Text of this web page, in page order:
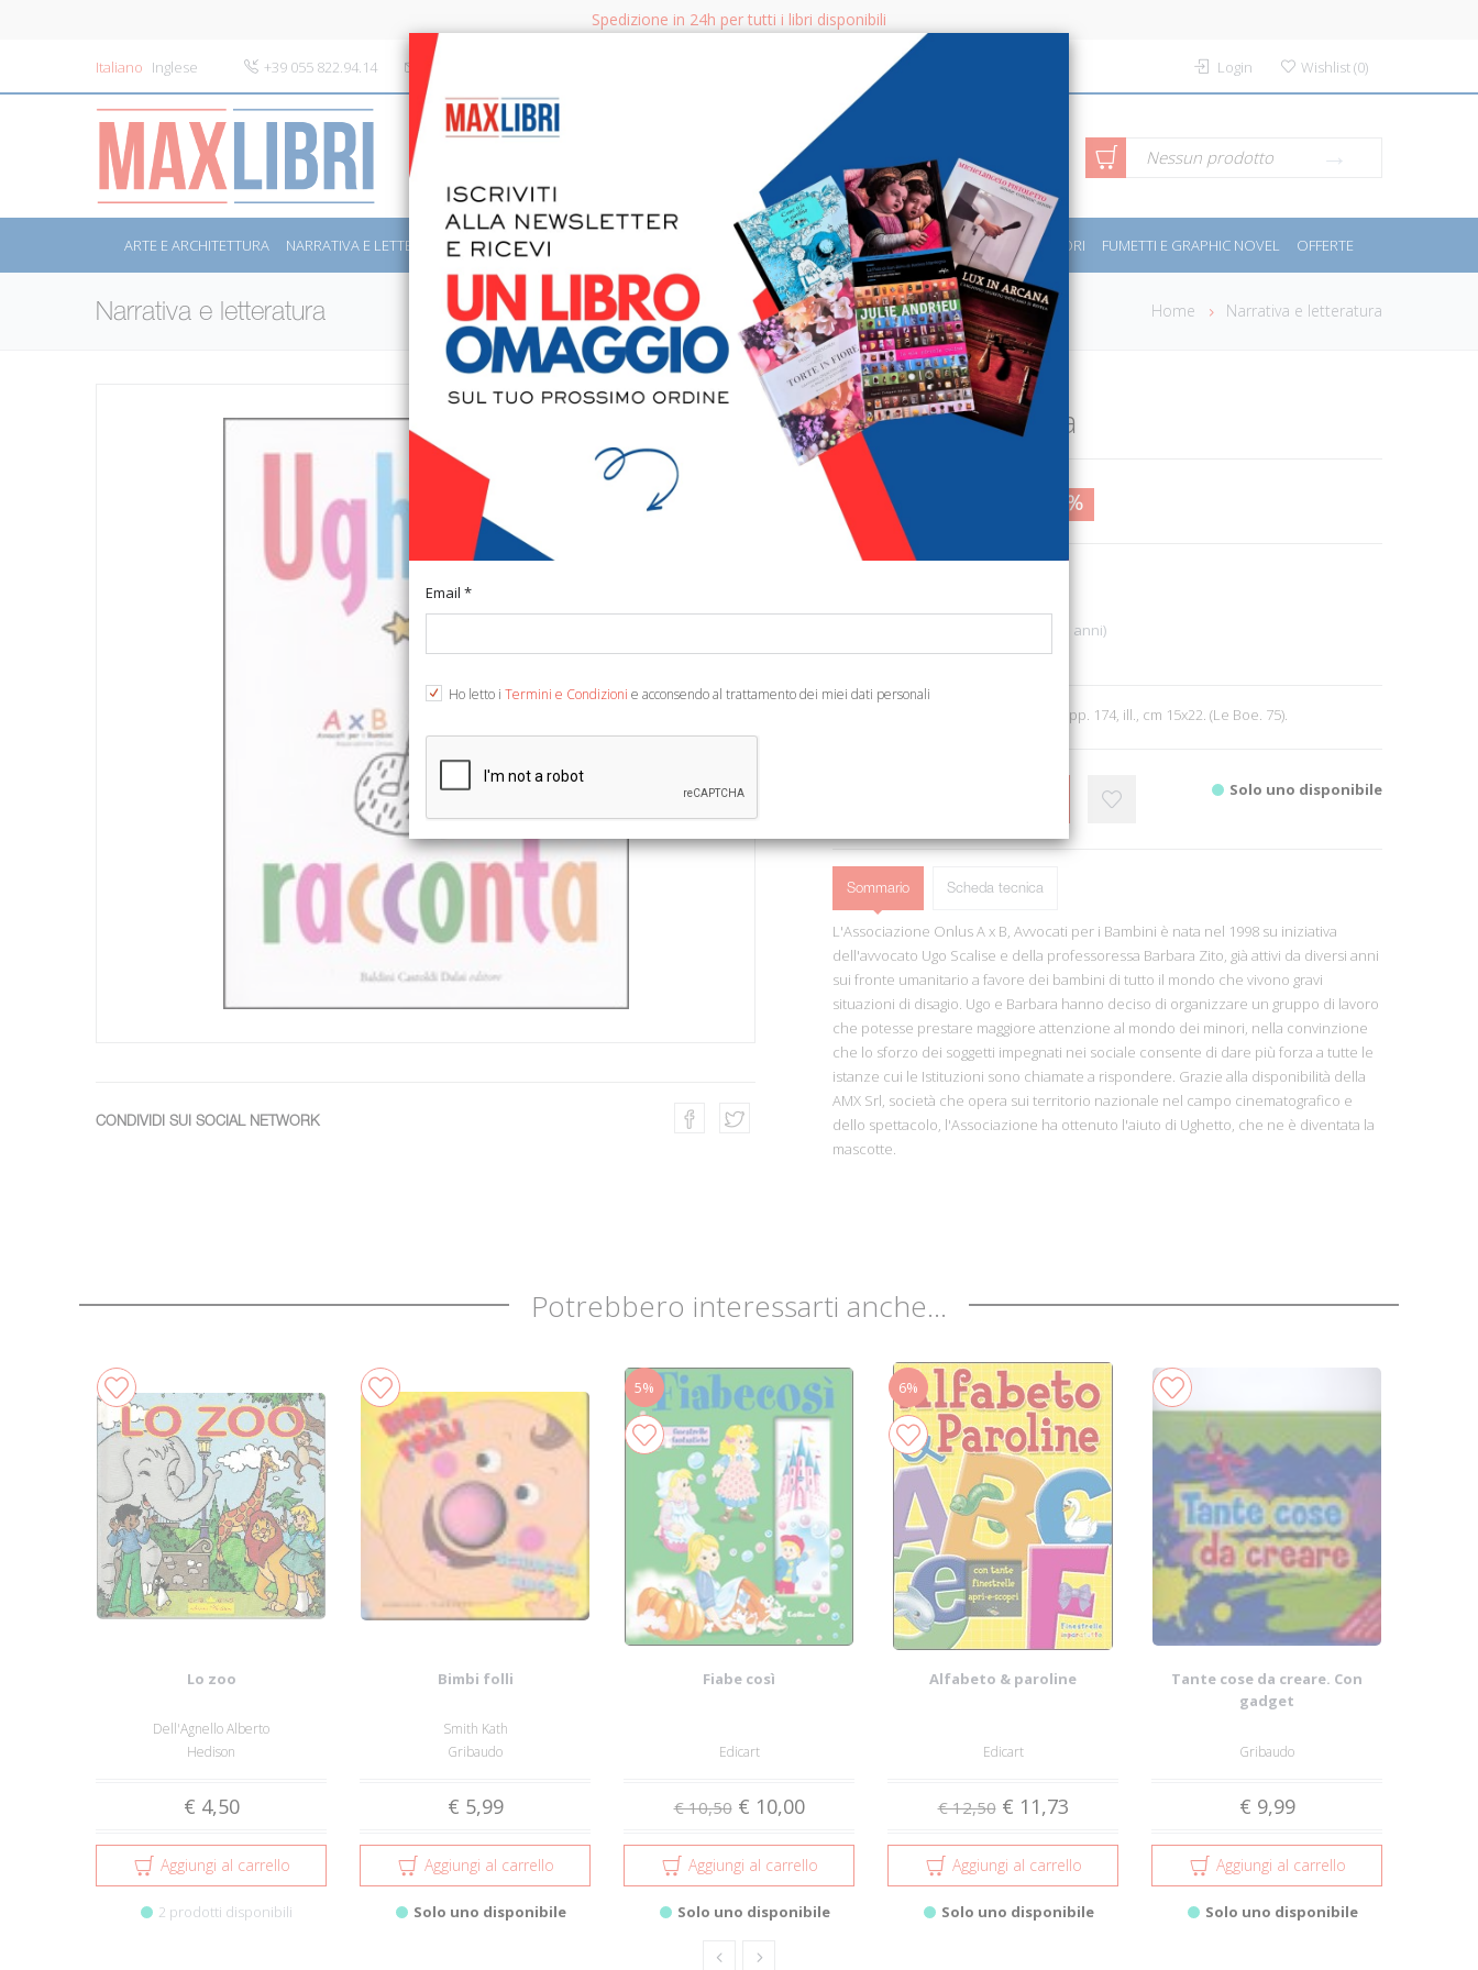
Spedizione in 24h per tutti i libri disponibili
Italiano Inglese +39 055 822.94.14 info@maxlibri.it Login Wishlist(0)
CERCA Ricerca avanzata Nessun prodotto
ARTE E ARCHITETTURA NARRATIVA E LETTERATURA SAGGISTICA LIBRI PER BAMBINI E RAGAZZI MANUALI - GUIDE - CORSI SPORT E MOTORI FUMETTI E GRAPHIC NOVEL OFFERTE
Narrativa e letteratura Home Narrativa e letteratura
CONDIVIDI SUI SOCIAL NETWORK
Ughetto racconta
€ 10,00 29%
Narrativa Bambini (6-13 anni)
Ean13: 9788884905482
A cura di Scalise U. Milano, 2004; ril., pp. 174, ill., cm 15x22. (Le Boe. 75).
Solo uno disponibile
Sommario Scheda tecnica
L'Associazione Onlus A x B, Avvocati per i Bambini è nata nel 1998 su iniziativa
dell'avvocato Ugo Scalise e della professoressa Barbara Zito, già attivi da diversi anni
sui fronte umanitario a favore dei bambini di tutto il mondo che vivono gravi
situazioni di disagio. Ugo e Barbara hanno deciso di organizzare un gruppo di lavoro
che potesse prestare maggiore attenzione al mondo dei minori, nella convinzione
che lo sforzo dei soggetti impegnati nei sociale consente di dare più forza a tutte le
istanze cui le Istituzioni sono chiamate a rispondere. Grazie alla disponibilità della
AMX Srl, società che opera sui territorio nazionale nel campo cinematografico e
dello spettacolo, l'Associazione ha ottenuto l'aiuto di Ughetto, che ne è diventata la
mascotte.
Potrebbero interessarti anche...
Lo zoo
Dell'Agnello Alberto
Hedison
€ 4,50
Aggiungi al carrello
2 prodotti disponibili
Bimbi folli
Smith Kath
Gribaudo
€ 5,99
Aggiungi al carrello
Solo uno disponibile
5%
Fiabe così
Edicart
€ 10,50 € 10,00
Aggiungi al carrello
Solo uno disponibile
6%
Alfabeto & paroline
Edicart
€ 12,50 € 11,73
Aggiungi al carrello
Solo uno disponibile
Tante cose da creare. Con
gadget
Gribaudo
€ 9,99
Aggiungi al carrello
Solo uno disponibile
Email *
Ho letto i Termini e Condizioni e acconsendo al trattamento dei miei dati personali